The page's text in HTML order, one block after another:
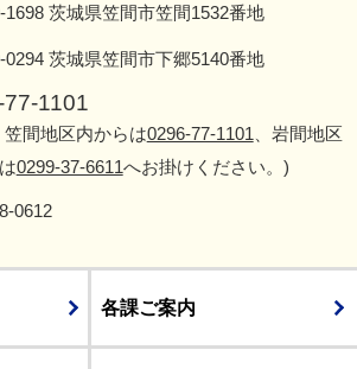
1698 茨城県笠間市笠間1532番地
0294 茨城県笠間市下郷5140番地
1101
笠間地区内からは0296-77-1101 、岩間地区
0299-37-6611へお掛けください。)
0612
各課ご案内